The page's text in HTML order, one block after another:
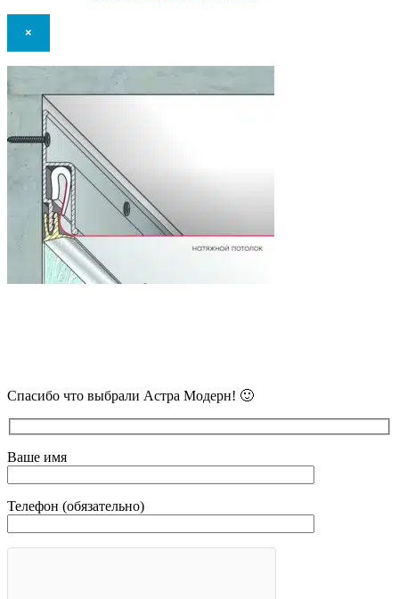
×
Спасибо что выбрали Астра Модерн! 🙂
Ваше имя
Телефон (обязательно)